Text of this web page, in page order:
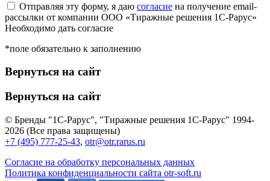
Отправляя эту форму, я даю согласие на получение email-
рассылки от компании ООО «Тиражные решения 1С-Рарус»
Необходимо дать согласие
*поле обязательно к заполнению
Вернуться на сайт
Вернуться на сайт
© Бренды "1С-Рарус", "Тиражные решения 1С-Рарус" 1994-
2026 (Все права защищены)
+7 (495) 777-25-43, otr@otr.rarus.ru
Согласие на обработку персональных данных
Политика конфиденциальности сайта otr-soft.ru